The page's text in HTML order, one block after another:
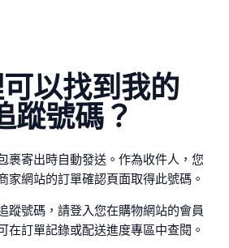
以找到我的
號碼？
裹寄出時自動發送。作為收件人，您
家網站的訂單確認頁面取得此號碼。
蹤號碼，請登入您在購物網站的會員
在訂單記錄或配送進度專區中查閱。